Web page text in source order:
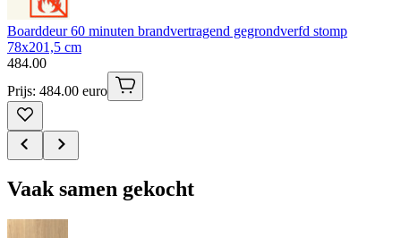
Boarddeur 60 minuten brandvertragend gegrondverfd stomp
78x201,5 cm
484.00
Prijs: 484.00 euro
Vaak samen gekocht